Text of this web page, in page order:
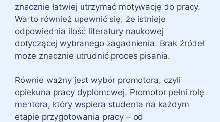
znacznie łatwiej utrzymać motywację do pracy.
Warto również upewnić się, że istnieje
odpowiednia ilość literatury naukowej
dotyczącej wybranego zagadnienia. Brak źródeł
może znacznie utrudnić proces pisania.
Równie ważny jest wybór promotora, czyli
opiekuna pracy dyplomowej. Promotor pełni rolę
mentora, który wspiera studenta na każdym
etapie przygotowania pracy – od